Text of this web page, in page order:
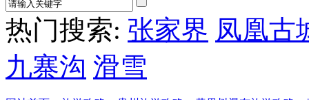
热门搜索: 张家界 凤凰古
九寨沟 滑雪